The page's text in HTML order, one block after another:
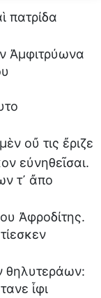
πατρίδα
Ἀμφιτρύωνα
μὲν οὔ τις ἔριζε
εὐνηθεῖσαι.
τ᾽ ἄπο
Ἀφροδίτης.
τίεσκεν
θηλυτεράων:
ἶφι